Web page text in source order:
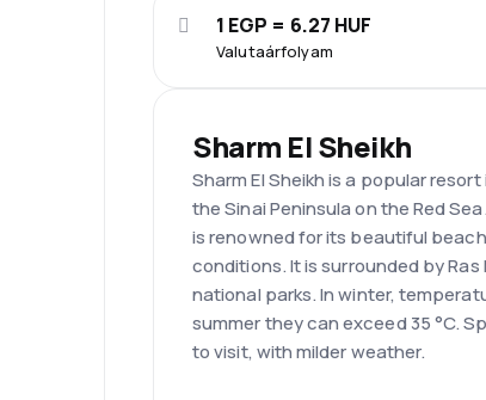
Valutaárfolyam
1 EGP = 6.27 HUF
Sharm El Sheikh
Sharm El Sheikh is a popular
the Sinai Peninsula on the Red
is renowned for its beautiful
conditions. It is surrounded by
national parks. In winter,
summer they can exceed 35 °C.
to visit, with milder weather.